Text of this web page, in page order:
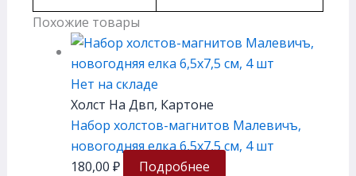
Похожие товары
Нет на складе
Холст На Двп, Картоне
Набор холстов-магнитов Малевичъ,
новогодняя елка 6,5х7,5 см, 4 шт
180,00 ₽ Подробнее